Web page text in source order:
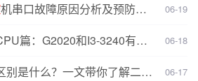
机串口故障原因分析及预防解
06-19
篇：G2020和I3-3240有什
06-18
别是什么？一文带你了解二者
06-17